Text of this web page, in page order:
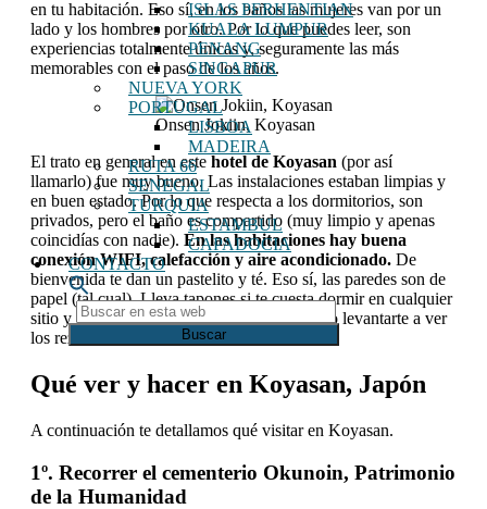
ISLAS PERHENTIAN
KUALA LUMPUR
PENANG
SINGAPUR
NUEVA YORK
PORTUGAL
LISBOA
MADEIRA
RUTA 66
SENEGAL
TURQUIA
ESTAMBUL
CAPADOCIA
CONTACTO
Buscar
en
esta
en tu habitación. Eso sí, en los baños las mujeres van por un
lado y los hombres por otro. Por lo que puedes leer, son
experiencias totalmente únicas y, seguramente las más
memorables con el paso de los años.
Onsen Jokiin, Koyasan
El trato en general en este hotel de Koyasan (por así
llamarlo) fue muy bueno. Las instalaciones estaban limpias y
en buen estado. Por lo que respecta a los dormitorios, son
privados, pero el baño es compartido (muy limpio y apenas
coincidías con nadie). En las habitaciones hay buena
conexión WIFI, calefacción y aire acondicionado. De
bienvenida te dan un pastelito y té. Eso sí, las paredes son de
papel (tal cual). Lleva tapones si te cuesta dormir en cualquier
sitio y antifaz para la luz si no tienes pensado levantarte a ver
los rezos.
Qué ver y hacer en Koyasan, Japón
A continuación te detallamos qué visitar en Koyasan.
1º. Recorrer el cementerio Okunoin, Patrimonio
de la Humanidad